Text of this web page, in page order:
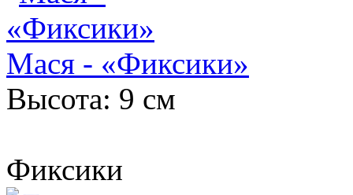
Мася - «Фиксики»
Высота: 9 см
Фиксики